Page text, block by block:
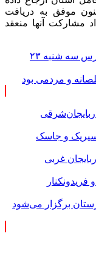
موفق به دریافت
مشارکت آنها منعقد
صفحه نخست روزنامه های استان فارس سه شنبه ۲۳
و مردمی بود
سیریک و جاسک
غربی
برگزار می‌شود